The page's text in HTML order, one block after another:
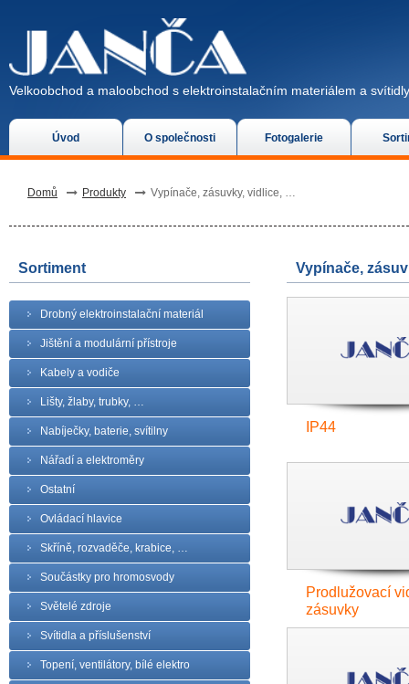
Úvod O společnosti Fotogalerie
Velkoobchod a maloobchod s elektroinstalačním materiálem a
Domů Produkty Vypínače, zásuvky, vidlice, …
Sortiment
Drobný elektroinstalační materiál
Jištění a modulární přístroje
Kabely a vodiče
Lišty, žlaby, trubky, …
Nabíječky, baterie, svítilny
Nářadí a elektroměry
Ostatní
Ovládací hlavice
Skříně, rozvaděče, krabice, …
Součástky pro hromosvody
Světelé zdroje
Svítidla a příslušenství
Topení, ventilátory, bílé elektro
Vypínače,
IP44
Prodlužovací
zásuvky